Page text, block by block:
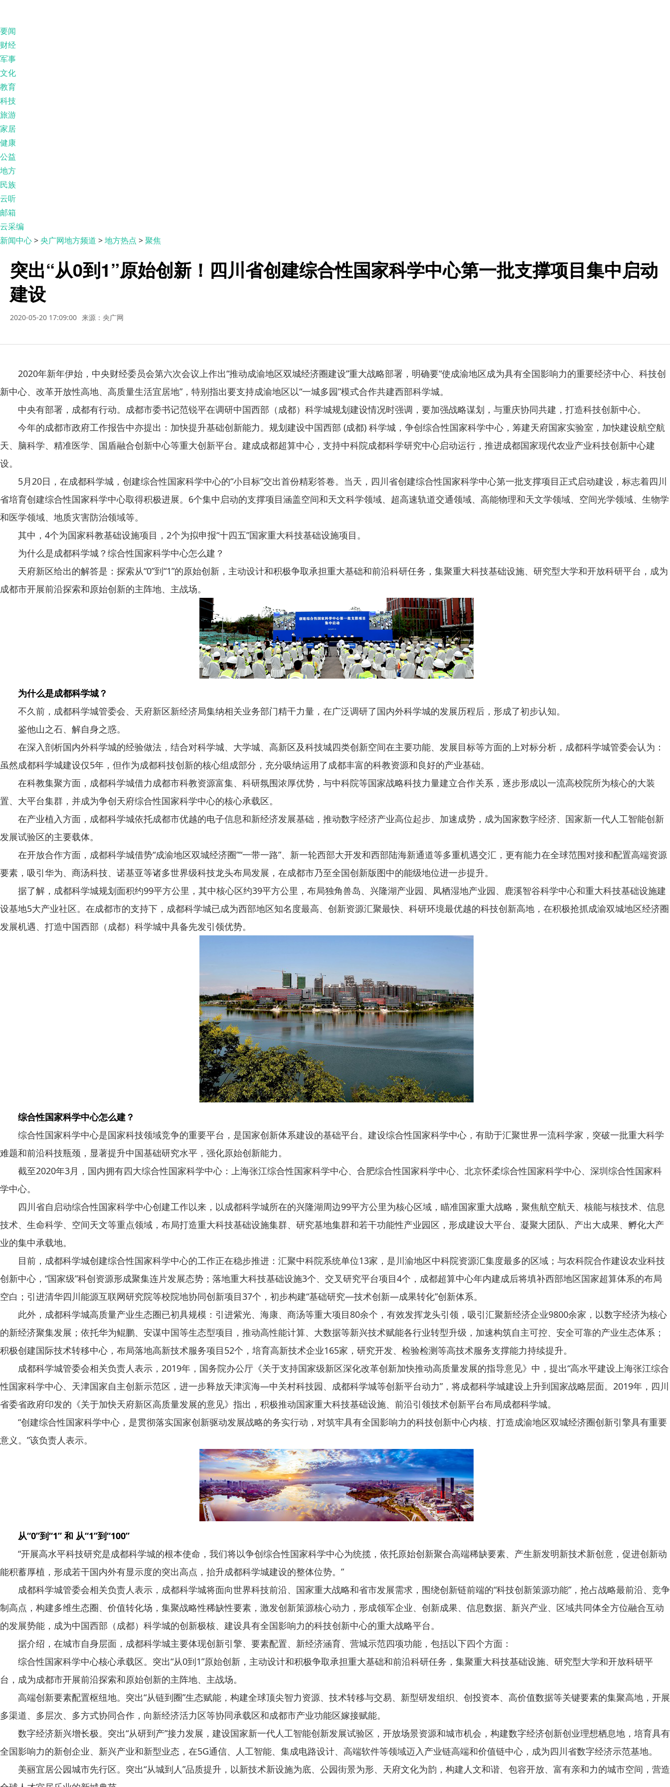
要闻
财经
军事
文化
教育
科技
旅游
家居
健康
公益
地方
民族
云听
邮箱
云采编
新闻中心>央广网地方频道 >地方热点 >聚焦
突出“从0到1”原始创新！四川省创建综合性国家科学中心第一批支撑项目集中启动
建设
2020-05-20 17:09:00 来源：央广网
2020年新年伊始，中央财经委员会第六次会议上作出“推动成渝地区双城经济圈建设”重大战略部署，明确要“使成渝地区成为具有全国影响力的重要经济中心、科技创
新中心、改革开放性高地、高质量生活宜居地”，特别指出要支持成渝地区以“一城多园”模式合作共建西部科学城。
中央有部署，成都有行动。成都市委书记范锐平在调研中国西部（成都）科学城规划建设情况时强调，要加强战略谋划，与重庆协同共建，打造科技创新中心。
今年的成都市政府工作报告中亦提出：加快提升基础创新能力。规划建设中国西部 (成都) 科学城，争创综合性国家科学中心，筹建天府国家实验室，加快建设航空航
天、脑科学、精准医学、国盾融合创新中心等重大创新平台。建成成都超算中心，支持中科院成都科学研究中心启动运行，推进成都国家现代农业产业科技创新中心建
设。
5月20日，在成都科学城，创建综合性国家科学中心的“小目标”交出首份精彩答卷。当天，四川省创建综合性国家科学中心第一批支撑项目正式启动建设，标志着四川
省培育创建综合性国家科学中心取得积极进展。6个集中启动的支撑项目涵盖空间和天文科学领域、超高速轨道交通领域、高能物理和天文学领域、空间光学领域、生物学
和医学领域、地质灾害防治领域等。
其中，4个为国家科教基础设施项目，2个为拟申报“十四五”国家重大科技基础设施项目。
为什么是成都科学城？综合性国家科学中心怎么建？
天府新区给出的解答是：探索从“0”到“1”的原始创新，主动设计和积极争取承担重大基础和前沿科研任务，集聚重大科技基础设施、研究型大学和开放科研平台，成为
成都市开展前沿探索和原始创新的主阵地、主战场。
为什么是成都科学城？
不久前，成都科学城管委会、天府新区新经济局集纳相关业务部门精干力量，在广泛调研了国内外科学城的发展历程后，形成了初步认知。
鉴他山之石、解自身之惑。
在深入剖析国内外科学城的经验做法，结合对科学城、大学城、高新区及科技城四类创新空间在主要功能、发展目标等方面的上对标分析，成都科学城管委会认为：
虽然成都科学城建设仅5年，但作为成都科技创新的核心组成部分，充分吸纳运用了成都丰富的科教资源和良好的产业基础。
在科教集聚方面，成都科学城借力成都市科教资源富集、科研氛围浓厚优势，与中科院等国家战略科技力量建立合作关系，逐步形成以一流高校院所为核心的大装
置、大平台集群，并成为争创天府综合性国家科学中心的核心承载区。
在产业植入方面，成都科学城依托成都市优越的电子信息和新经济发展基础，推动数字经济产业高位起步、加速成势，成为国家数字经济、国家新一代人工智能创新
发展试验区的主要载体。
在开放合作方面，成都科学城借势“成渝地区双城经济圈”“一带一路”、新一轮西部大开发和西部陆海新通道等多重机遇交汇，更有能力在全球范围对接和配置高端资源
要素，吸引华为、商汤科技、诺基亚等诸多世界级科技龙头布局发展，在成都市乃至全国创新版图中的能级地位进一步提升。
据了解，成都科学城规划面积约99平方公里，其中核心区约39平方公里，布局独角兽岛、兴隆湖产业园、凤栖湿地产业园、鹿溪智谷科学中心和重大科技基础设施建
设基地5大产业社区。在成都市的支持下，成都科学城已成为西部地区知名度最高、创新资源汇聚最快、科研环境最优越的科技创新高地，在积极抢抓成渝双城地区经济圈
发展机遇、打造中国西部（成都）科学城中具备先发引领优势。
综合性国家科学中心怎么建？
综合性国家科学中心是国家科技领域竞争的重要平台，是国家创新体系建设的基础平台。建设综合性国家科学中心，有助于汇聚世界一流科学家，突破一批重大科学
难题和前沿科技瓶颈，显著提升中国基础研究水平，强化原始创新能力。
截至2020年3月，国内拥有四大综合性国家科学中心：上海张江综合性国家科学中心、合肥综合性国家科学中心、北京怀柔综合性国家科学中心、深圳综合性国家科
学中心。
四川省自启动综合性国家科学中心创建工作以来，以成都科学城所在的兴隆湖周边99平方公里为核心区域，瞄准国家重大战略，聚焦航空航天、核能与核技术、信息
技术、生命科学、空间天文等重点领域，布局打造重大科技基础设施集群、研究基地集群和若干功能性产业园区，形成建设大平台、凝聚大团队、产出大成果、孵化大产
业的集中承载地。
目前，成都科学城创建综合性国家科学中心的工作正在稳步推进：汇聚中科院系统单位13家，是川渝地区中科院资源汇集度最多的区域；与农科院合作建设农业科技
创新中心，“国家级”科创资源形成聚集连片发展态势；落地重大科技基础设施3个、交叉研究平台项目4个，成都超算中心年内建成后将填补西部地区国家超算体系的布局
空白；引进清华四川能源互联网研究院等校院地协同创新项目37个，初步构建“基础研究—技术创新—成果转化”创新体系。
此外，成都科学城高质量产业生态圈已初具规模：引进紫光、海康、商汤等重大项目80余个，有效发挥龙头引领，吸引汇聚新经济企业9800余家，以数字经济为核心
的新经济聚集发展；依托华为鲲鹏、安谋中国等生态型项目，推动高性能计算、大数据等新兴技术赋能各行业转型升级，加速构筑自主可控、安全可靠的产业生态体系；
积极创建国际技术转移中心，布局落地高新技术服务项目52个，培育高新技术企业165家，研究开发、检验检测等高技术服务支撑能力持续提升。
成都科学城管委会相关负责人表示，2019年，国务院办公厅《关于支持国家级新区深化改革创新加快推动高质量发展的指导意见》中，提出“高水平建设上海张江综合
性国家科学中心、天津国家自主创新示范区，进一步释放天津滨海—中关村科技园、成都科学城等创新平台动力”，将成都科学城建设上升到国家战略层面。2019年，四川
省委省政府印发的《关于加快天府新区高质量发展的意见》指出，积极推动国家重大科技基础设施、前沿引领技术创新平台布局成都科学城。
“创建综合性国家科学中心，是贯彻落实国家创新驱动发展战略的务实行动，对筑牢具有全国影响力的科技创新中心内核、打造成渝地区双城经济圈创新引擎具有重要
意义。”该负责人表示。
从“0”到“1” 和 从“1”到“100”
“开展高水平科技研究是成都科学城的根本使命，我们将以争创综合性国家科学中心为统揽，依托原始创新聚合高端稀缺要素、产生新发明新技术新创意，促进创新动
能积蓄厚植，形成若干国内外有显示度的突出高点，抬升成都科学城建设的整体位势。”
成都科学城管委会相关负责人表示，成都科学城将面向世界科技前沿、国家重大战略和省市发展需求，围绕创新链前端的“科技创新策源功能”，抢占战略最前沿、竞争
制高点，构建多维生态圈、价值转化场，集聚战略性稀缺性要素，激发创新策源核心动力，形成领军企业、创新成果、信息数据、新兴产业、区域共同体全方位融合互动
的发展势能，成为中国西部（成都）科学城的创新极核、建设具有全国影响力的科技创新中心的重大战略平台。
据介绍，在城市自身层面，成都科学城主要体现创新引擎、要素配置、新经济涵育、营城示范四项功能，包括以下四个方面：
综合性国家科学中心核心承载区。突出“从0到1”原始创新，主动设计和积极争取承担重大基础和前沿科研任务，集聚重大科技基础设施、研究型大学和开放科研平
台，成为成都市开展前沿探索和原始创新的主阵地、主战场。
高端创新要素配置枢纽地。突出“从链到圈”生态赋能，构建全球顶尖智力资源、技术转移与交易、新型研发组织、创投资本、高价值数据等关键要素的集聚高地，开展
多渠道、多层次、多方式协同合作，向新经济活力区等协同承载区和成都市产业功能区嫁接赋能。
数字经济新兴增长极。突出“从研到产”接力发展，建设国家新一代人工智能创新发展试验区，开放场景资源和城市机会，构建数字经济创新创业理想栖息地，培育具有
全国影响力的新创企业、新兴产业和新型业态，在5G通信、人工智能、集成电路设计、高端软件等领域迈入产业链高端和价值链中心，成为四川省数字经济示范基地。
美丽宜居公园城市先行区。突出“从城到人”品质提升，以新技术新设施为底、公园街景为形、天府文化为韵，构建人文和谐、包容开放、富有亲和力的城市空间，营造